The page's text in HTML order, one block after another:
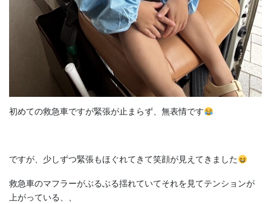
初めての救急車ですが緊張が止まらず、無表情です
ですが、少しずつ緊張もほぐれてきて笑顔が見えてきました
救急車のマフラーがぶるぶる揺れていてそれを見てテンションが
上がっている、、